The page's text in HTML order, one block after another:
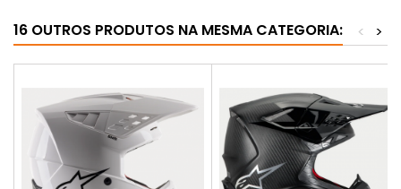
16 OUTROS PRODUTOS NA MESMA CATEGORIA: >
<